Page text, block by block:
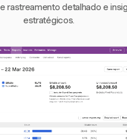
rastreamento detalhado e
estratégicos.